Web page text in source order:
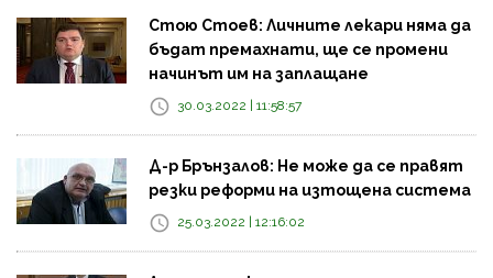
Стою Стоев: Личните лекари няма да
бъдат премахнати, ще се промени
начинът им на заплащане
30.03.2022 | 11:58:57
Д-р Брънзалов: Не може да се правят
резки реформи на изтощена система
25.03.2022 | 12:16:02